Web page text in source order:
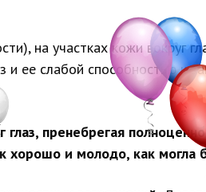
на участках кожи вокруг
и ее слабой способностью к
пренебрегая
хорошо и молодо, как могла